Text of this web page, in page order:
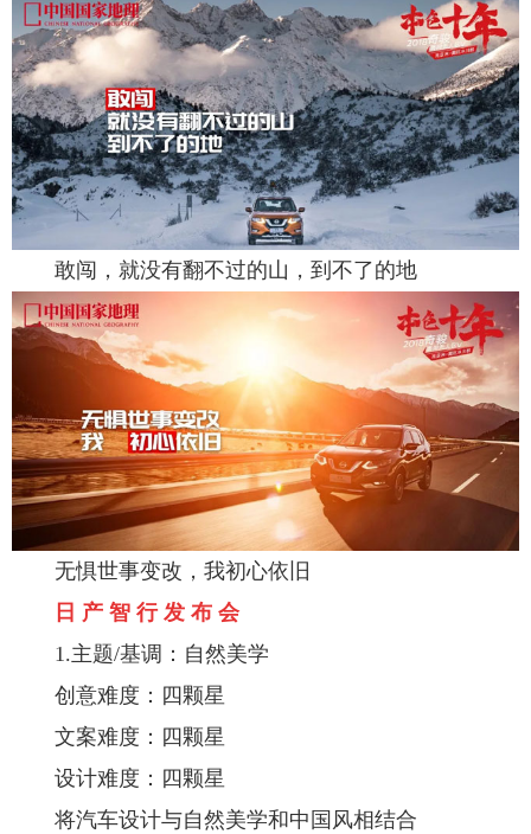
敢闯，就没有翻不过的山，到不了的地
无惧世事变改，我初心依旧
日 产 智 行 发 布 会
1.主题/基调：自然美学
创意难度：四颗星
文案难度：四颗星
设计难度：四颗星
将汽车设计与自然美学和中国风相结合